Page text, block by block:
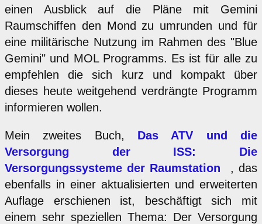
einen Ausblick auf die Pläne mit Gemini
Raumschiffen den Mond zu umrunden und für
eine militärische Nutzung im Rahmen des "Blue
Gemini" und MOL Programms. Es ist für alle zu
empfehlen die sich kurz und kompakt über
dieses heute weitgehend verdrängte Programm
informieren wollen.
Mein zweites Buch, Das ATV und die
Versorgung der ISS: Die
Versorgungssysteme der Raumstation
, das
ebenfalls in einer aktualisierten und erweiterten
Auflage erschienen ist, beschäftigt sich mit
einem sehr speziellen Thema: Der Versorgung